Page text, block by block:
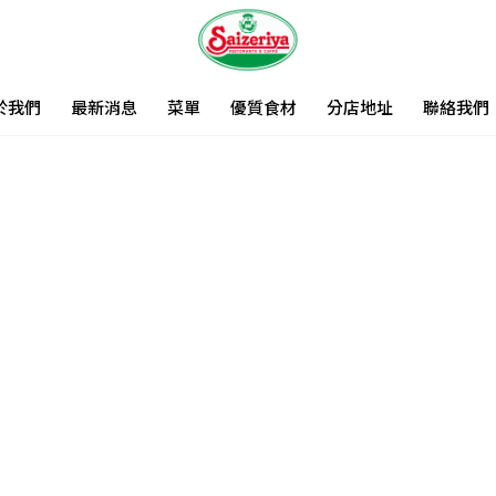
我們 最新消息 菜單 優質食材 分店地址 聯絡我們